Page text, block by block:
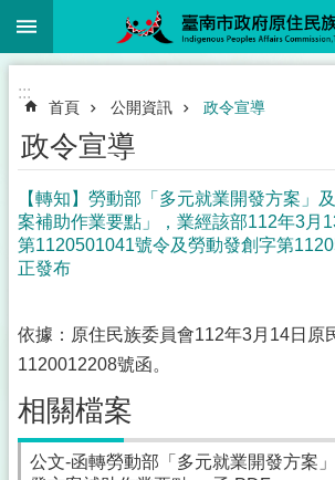
跳到主要內容區塊
:::
首頁 公開資訊 政令宣導
政令宣導
【轉知】勞動部「多元就業開發方案」
案補助作業要點」，業經該部112年3月
第1120501041號令及勞動發創字第
正發布
依據：原住民族委員會112年3月14日原
1120012208號函。
相關檔案
公文-函轉勞動部「多元就業開發方案